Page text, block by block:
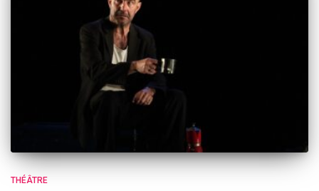
THÉÂTRE